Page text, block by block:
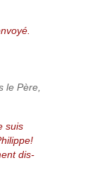
le Père,
suis
dis-